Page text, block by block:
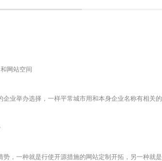
网站空间
举办选择，一样平常城市用和本身企业名称有相关的
一种就是行使开源措施的网站定制开拓，另一种就是